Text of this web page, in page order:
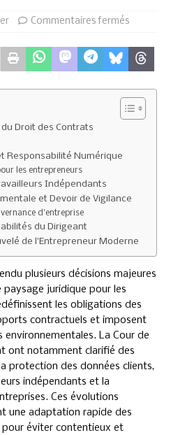
Commentaires fermés
Droit des Contrats
Responsabilité Numérique
les entrepreneurs
Indépendants
et Devoir de Vigilance
d’entreprise
du Dirigeant
de l’Entrepreneur Moderne
plusieurs décisions majeures
juridique pour les
les obligations des
contractuels et imposent
La Cour de
ont notamment clarifié des
protection des données clients,
indépendants et la
Ces évolutions
une adaptation rapide des
éviter contentieux et